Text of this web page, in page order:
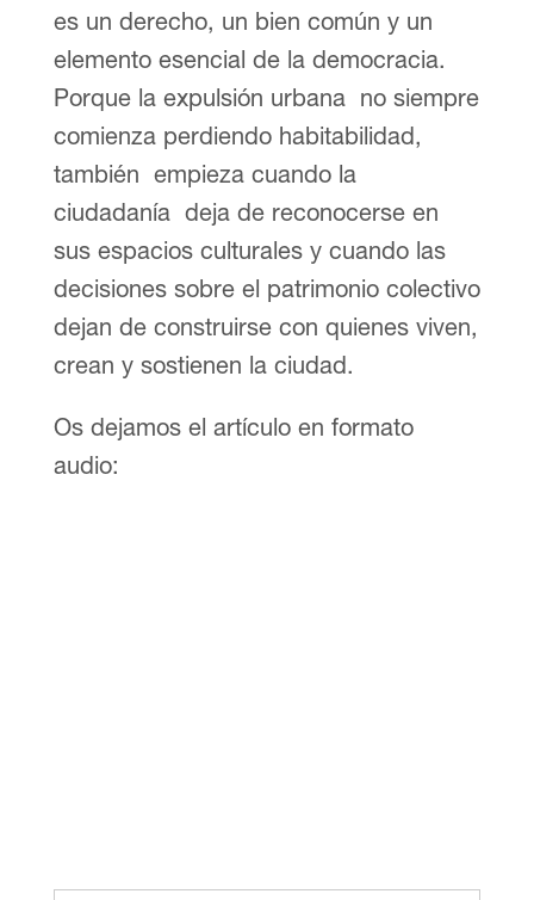
es un derecho, un bien común y un
elemento esencial de la democracia.
Porque la expulsión urbana no siempre
comienza perdiendo habitabilidad,
también empieza cuando la
ciudadanía deja de reconocerse en
sus espacios culturales y cuando las
decisiones sobre el patrimonio colectivo
dejan de construirse con quienes viven,
crean y sostienen la ciudad.
Os dejamos el artículo en formato
audio: